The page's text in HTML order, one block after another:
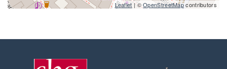
Leaflet| ©OpenStreetMapcontributors